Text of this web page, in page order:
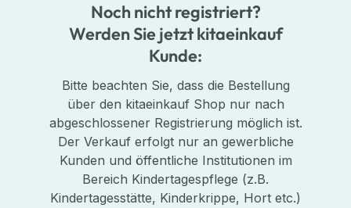
Noch nicht registriert?
Werden Sie jetzt kitaeinkauf
Kunde:
Bitte beachten Sie, dass die Bestellung
über den kitaeinkauf Shop nur nach
abgeschlossener Registrierung möglich ist.
Der Verkauf erfolgt nur an gewerbliche
Kunden und öffentliche Institutionen im
Bereich Kindertagespflege (z.B.
Kindertagesstätte, Kinderkrippe, Hort etc.)